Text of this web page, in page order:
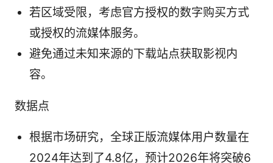
若区域受限，考虑官方授权的数字购买方式
或授权的流媒体服务。
避免通过未知来源的下载站点获取影视内
容。
数据点
根据市场研究，全球正版流媒体用户数量在
2024年达到了4.8亿，预计2026年将突破6